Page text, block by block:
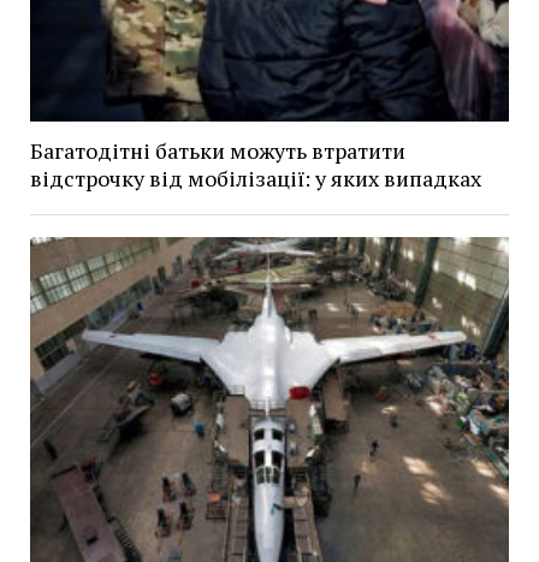
Багатодітні батьки можуть втратити
відстрочку від мобілізації: у яких випадках